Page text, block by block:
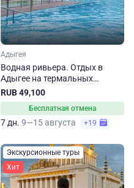
Адыгея
Водная ривьера. Отдых в
Адыгее на термальных
источниках
RUB 49,100
Бесплатная отмена
7 дн. 9—15 августа +19
Экскурсионные туры
Хит